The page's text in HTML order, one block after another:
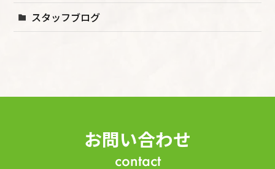
スタッフブログ
お問い合わせ
contact